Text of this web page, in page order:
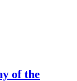
of the